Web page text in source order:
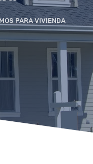
PARA VIVIENDA